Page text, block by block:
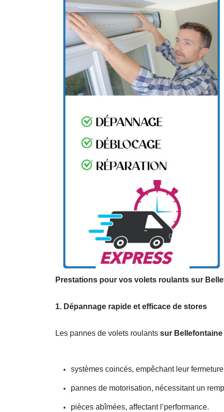
Prestations pour vos volets roulants sur
1. Dépannage rapide et efficace de stores
Les pannes de volets roulants sur Bellefontaine
systèmes coincés, empêchant leur
pannes de motorisation, nécessitant un
pièces abîmées, affectant l’performance.